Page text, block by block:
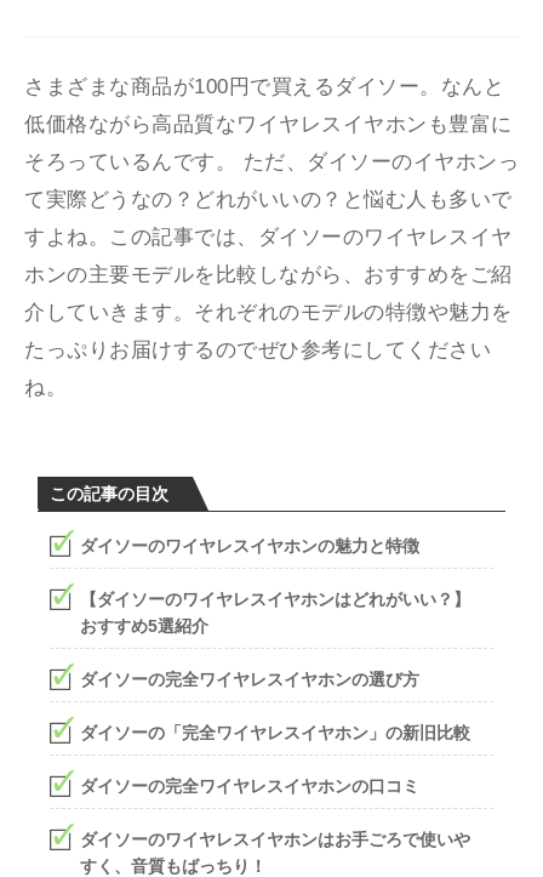
さまざまな商品が100円で買えるダイソー。なんと
低価格ながら高品質なワイヤレスイヤホンも豊富に
そろっているんです。 ただ、ダイソーのイヤホンっ
て実際どうなの？どれがいいの？と悩む人も多いで
すよね。この記事では、ダイソーのワイヤレスイヤ
ホンの主要モデルを比較しながら、おすすめをご紹
介していきます。それぞれのモデルの特徴や魅力を
たっぷりお届けするのでぜひ参考にしてください
ね。
この記事の目次
ダイソーのワイヤレスイヤホンの魅力と特徴
【ダイソーのワイヤレスイヤホンはどれがいい？】
おすすめ5選紹介
ダイソーの完全ワイヤレスイヤホンの選び方
ダイソーの「完全ワイヤレスイヤホン」の新旧比較
ダイソーの完全ワイヤレスイヤホンの口コミ
ダイソーのワイヤレスイヤホンはお手ごろで使いや
すく、音質もばっちり！